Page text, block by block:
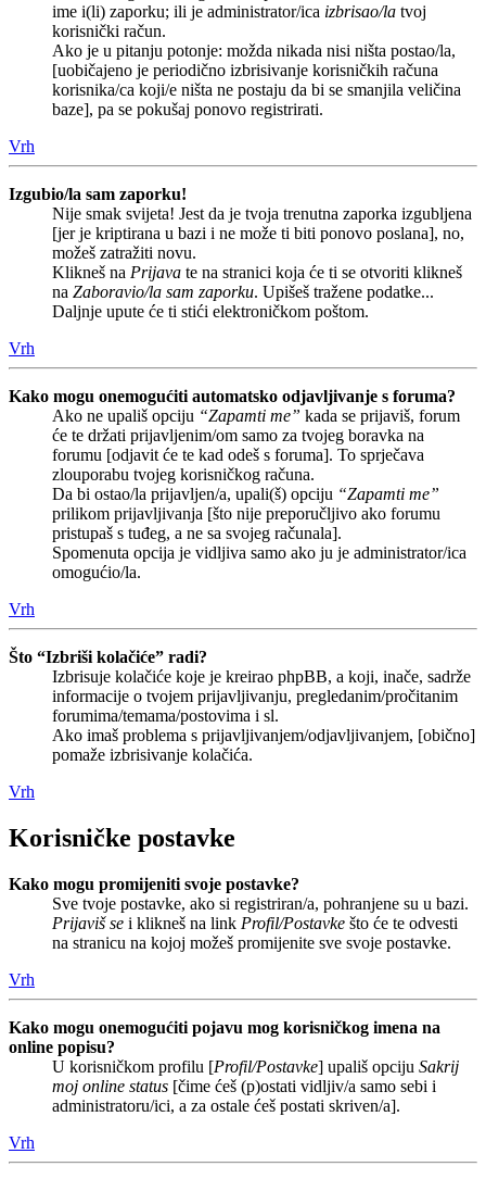
ime i(li) zaporku; ili je administrator/ica izbrisao/la tvoj
korisnički račun.
Ako je u pitanju potonje: možda nikada nisi ništa postao/la,
[uobičajeno je periodično izbrisivanje korisničkih računa
korisnika/ca koji/e ništa ne postaju da bi se smanjila veličina
baze], pa se pokušaj ponovo registrirati.
Vrh
Izgubio/la sam zaporku!
Nije smak svijeta! Jest da je tvoja trenutna zaporka izgubljena
[jer je kriptirana u bazi i ne može ti biti ponovo poslana], no,
možeš zatražiti novu.
Klikneš na Prijava te na stranici koja će ti se otvoriti klikneš
na Zaboravio/la sam zaporku. Upišeš tražene podatke...
Daljnje upute će ti stići elektroničkom poštom.
Vrh
Kako mogu onemogućiti automatsko odjavljivanje s foruma?
Ako ne upališ opciju “Zapamti me” kada se prijaviš, forum
će te držati prijavljenim/om samo za tvojeg boravka na
forumu [odjavit će te kad odeš s foruma]. To sprječava
zlouporabu tvojeg korisničkog računa.
Da bi ostao/la prijavljen/a, upali(š) opciju “Zapamti me”
prilikom prijavljivanja [što nije preporučljivo ako forumu
pristupaš s tuđeg, a ne sa svojeg računala].
Spomenuta opcija je vidljiva samo ako ju je administrator/ica
omogućio/la.
Vrh
Što “Izbriši kolačiće” radi?
Izbrisuje kolačiće koje je kreirao phpBB, a koji, inače, sadrže
informacije o tvojem prijavljivanju, pregledanim/pročitanim
forumima/temama/postovima i sl.
Ako imaš problema s prijavljivanjem/odjavljivanjem, [obično]
pomaže izbrisivanje kolačića.
Vrh
Korisničke postavke
Kako mogu promijeniti svoje postavke?
Sve tvoje postavke, ako si registriran/a, pohranjene su u bazi.
Prijaviš se i klikneš na link Profil/Postavke što će te odvesti
na stranicu na kojoj možeš promijenite sve svoje postavke.
Vrh
Kako mogu onemogućiti pojavu mog korisničkog imena na
online popisu?
U korisničkom profilu [Profil/Postavke] upališ opciju Sakrij
moj online status [čime ćeš (p)ostati vidljiv/a samo sebi i
administratoru/ici, a za ostale ćeš postati skriven/a].
Vrh